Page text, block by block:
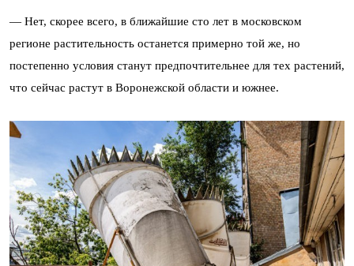
— Нет, скорее всего, в ближайшие сто лет в московском
регионе растительность останется примерно той же, но
постепенно условия станут предпочтительнее для тех растений,
что сейчас растут в Воронежской области и южнее.